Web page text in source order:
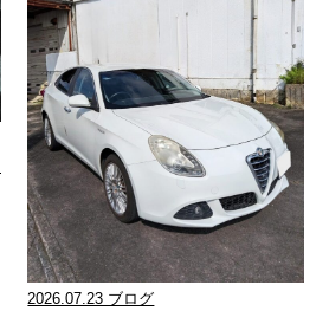
2026.07.23 ブログ